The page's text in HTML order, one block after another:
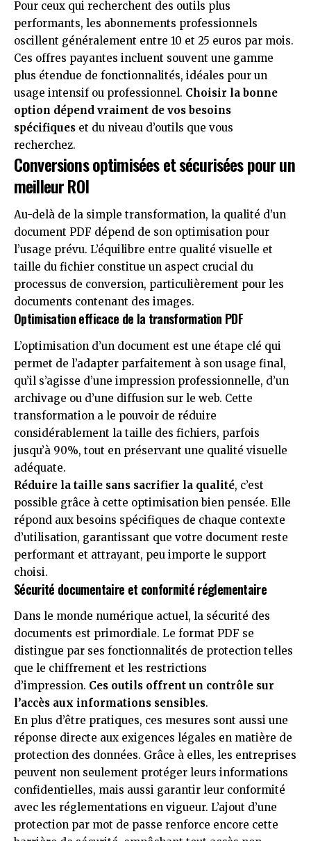
Pour ceux qui recherchent des outils plus
performants, les abonnements professionnels
oscillent généralement entre 10 et 25 euros par mois.
Ces offres payantes incluent souvent une gamme
plus étendue de fonctionnalités, idéales pour un
usage intensif ou professionnel. Choisir la bonne
option dépend vraiment de vos besoins
spécifiques et du niveau d’outils que vous
recherchez.
Conversions optimisées et sécurisées pour un
meilleur ROI
Au-delà de la simple transformation, la qualité d’un
document PDF dépend de son optimisation pour
l’usage prévu. L’équilibre entre qualité visuelle et
taille du fichier constitue un aspect crucial du
processus de conversion, particulièrement pour les
documents contenant des images.
Optimisation efficace de la transformation PDF
L’optimisation d’un document est une étape clé qui
permet de l’adapter parfaitement à son usage final,
qu’il s’agisse d’une impression professionnelle, d’un
archivage ou d’une diffusion sur le web. Cette
transformation a le pouvoir de réduire
considérablement la taille des fichiers, parfois
jusqu’à 90%, tout en préservant une qualité visuelle
adéquate.
Réduire la taille sans sacrifier la qualité, c’est
possible grâce à cette optimisation bien pensée. Elle
répond aux besoins spécifiques de chaque contexte
d’utilisation, garantissant que votre document reste
performant et attrayant, peu importe le support
choisi.
Sécurité documentaire et conformité réglementaire
Dans le monde numérique actuel, la sécurité des
documents est primordiale. Le format PDF se
distingue par ses fonctionnalités de protection telles
que le chiffrement et les restrictions
d’impression. Ces outils offrent un contrôle sur
l’accès aux informations sensibles.
En plus d’être pratiques, ces mesures sont aussi une
réponse directe aux exigences légales en matière de
protection des données. Grâce à elles, les entreprises
peuvent non seulement protéger leurs informations
confidentielles, mais aussi garantir leur conformité
avec les réglementations en vigueur. L’ajout d’une
protection par mot de passe renforce encore cette